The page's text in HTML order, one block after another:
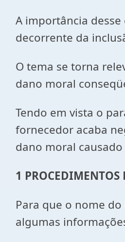
A importância
decorrente da
O tema se torna
dano moral
Tendo em vista o
fornecedor acaba
dano moral causado
1 PROCEDIMENTOS
Para que o nome
algumas